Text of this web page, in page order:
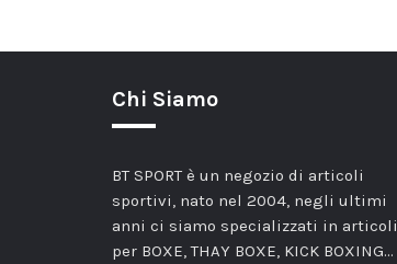
Chi Siamo
BT SPORT è un negozio di articoli
sportivi, nato nel 2004, negli ultimi
anni ci siamo specializzati in articoli
per BOXE, THAY BOXE, KICK BOXING…